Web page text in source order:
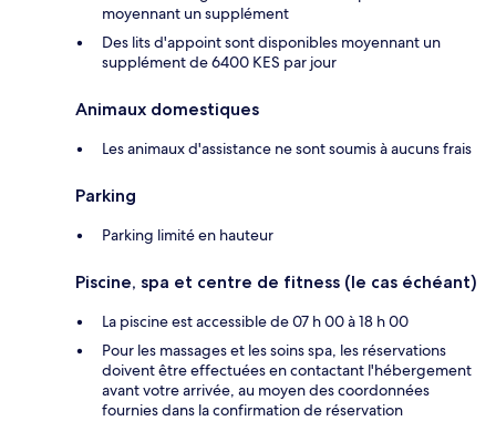
moyennant un supplément
Des lits d'appoint sont disponibles moyennant un
supplément de 6400 KES par jour
Animaux domestiques
Les animaux d'assistance ne sont soumis à aucuns frais
Parking
Parking limité en hauteur
Piscine, spa et centre de fitness (le cas échéant)
La piscine est accessible de 07 h 00 à 18 h 00
Pour les massages et les soins spa, les réservations
doivent être effectuées en contactant l'hébergement
avant votre arrivée, au moyen des coordonnées
fournies dans la confirmation de réservation